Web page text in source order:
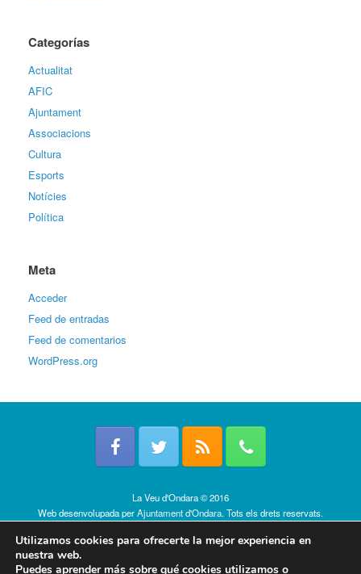
Categorías
Actualitat
AFIC
Ajuntament
Associacions
Cultura
Esports
Notícies
Política
Meta
Acceder
Feed de entradas
Feed de comentarios
WordPress.org
La Veu d'Ondara © 2016
Web desenvolupada perAjuntament d'Ondara. Tots els drets reservats.
Utilizamos cookies para ofrecerte la mejor experiencia en
nuestra web.
Puedes aprender más sobre qué cookies utilizamos o